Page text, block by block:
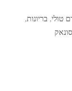
טולי, בריונות,